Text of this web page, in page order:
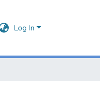
Log In